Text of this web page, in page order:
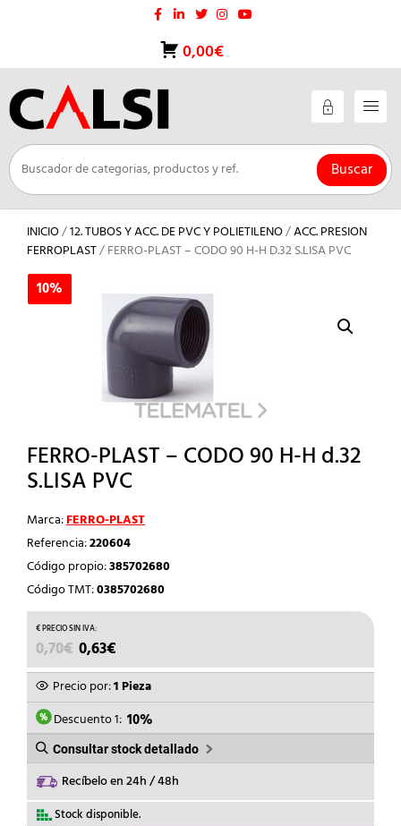
0,00€
Buscar
INICIO/12. TUBOS Y ACC. DE PVC Y POLIETILENO/ACC. PRESION
FERROPLAST/ FERRO-PLAST – CODO 90 H-H D.32 S.LISA PVC
10%
FERRO-PLAST – CODO 90 H-H d.32
S.LISA PVC
Marca:FERRO-PLAST
Referencia:220604
Código propio:385702680
Código TMT:0385702680
0,70€ EL
PRECIO
ORIGINAL
ERA:
0,70€.
0,63€
PRECIO
ACTUAL
ES:
0,63€.
Precio por:1 Pieza
Descuento 1: 10%
Consultar stock detallado
Recíbelo en 24h / 48h
Stock disponible.
10%